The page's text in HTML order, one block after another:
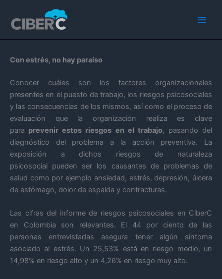
contenido
Con estrés, no hay paraíso
Conocer cuáles son los factores organizacionales
presentes en el puesto de trabajo, los riesgos psicosociales
y las consecuencias de los mismos, así como el proceso de
evaluación que la organización realiza es clave
para prevenir estos riesgos en el trabajo, pasando del
diagnóstico del problema a la acción preventiva. La
exposición a dichos riesgos de naturaleza
psicosocial pueden ser los causantes de problemas de
salud como por ejemplo ansiedad, estrés, depresión, úlcera
de estómago, dolor de espalda y contracturas.
Las cifras del informe de riesgos psicosociales en CiberC
en Colombia son relevantes. El 44 por ciento de las
personas entrevistadas asegura tener algún síntoma
asociado al estrés. Un 25,53% está en riesgo medio, un
14,98% en riesgo alto y un 4,26% en riesgo muy alto.